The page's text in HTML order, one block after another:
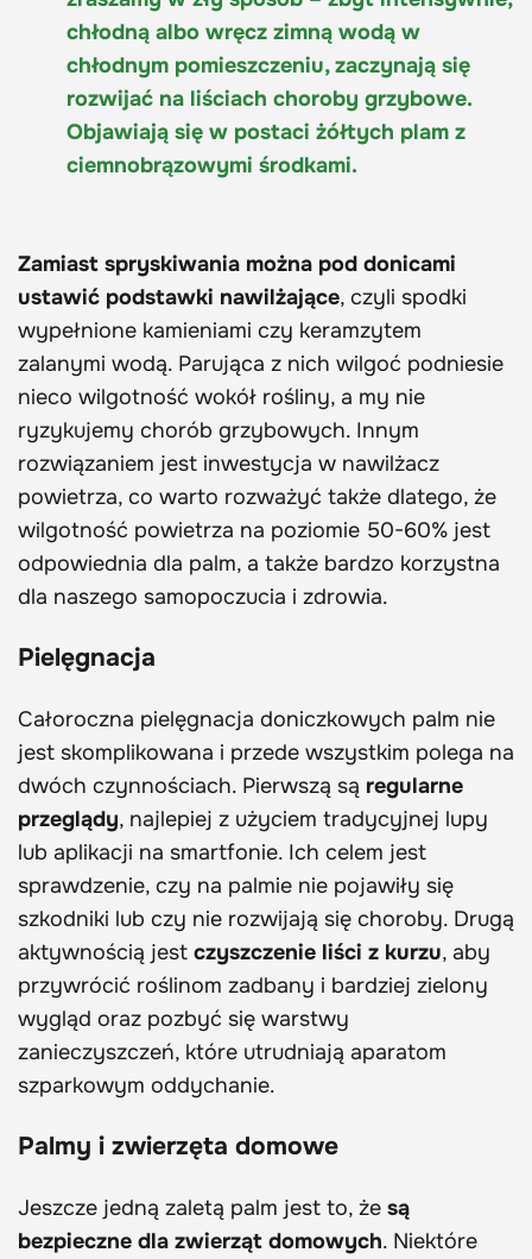
chłodną albo wręcz zimną wodą w
chłodnym pomieszczeniu, zaczynają się
rozwijać na liściach choroby grzybowe.
Objawiają się w postaci żółtych plam z
ciemnobrązowymi środkami.
Zamiast spryskiwania można pod donicami
ustawić podstawki nawilżające, czyli spodki
wypełnione kamieniami czy keramzytem
zalanymi wodą. Parująca z nich wilgoć podniesie
nieco wilgotność wokół rośliny, a my nie
ryzykujemy chorób grzybowych. Innym
rozwiązaniem jest inwestycja w nawilżacz
powietrza, co warto rozważyć także dlatego, że
wilgotność powietrza na poziomie 50-60% jest
odpowiednia dla palm, a także bardzo korzystna
dla naszego samopoczucia i zdrowia.
Pielęgnacja
Całoroczna pielęgnacja doniczkowych palm nie
jest skomplikowana i przede wszystkim polega na
dwóch czynnościach. Pierwszą są regularne
przeglądy, najlepiej z użyciem tradycyjnej lupy
lub aplikacji na smartfonie. Ich celem jest
sprawdzenie, czy na palmie nie pojawiły się
szkodniki lub czy nie rozwijają się choroby. Drugą
aktywnością jest czyszczenie liści z kurzu, aby
przywrócić roślinom zadbany i bardziej zielony
wygląd oraz pozbyć się warstwy
zanieczyszczeń, które utrudniają aparatom
szparkowym oddychanie.
Palmy i zwierzęta domowe
Jeszcze jedną zaletą palm jest to, że są
bezpieczne dla zwierząt domowych. Niektóre